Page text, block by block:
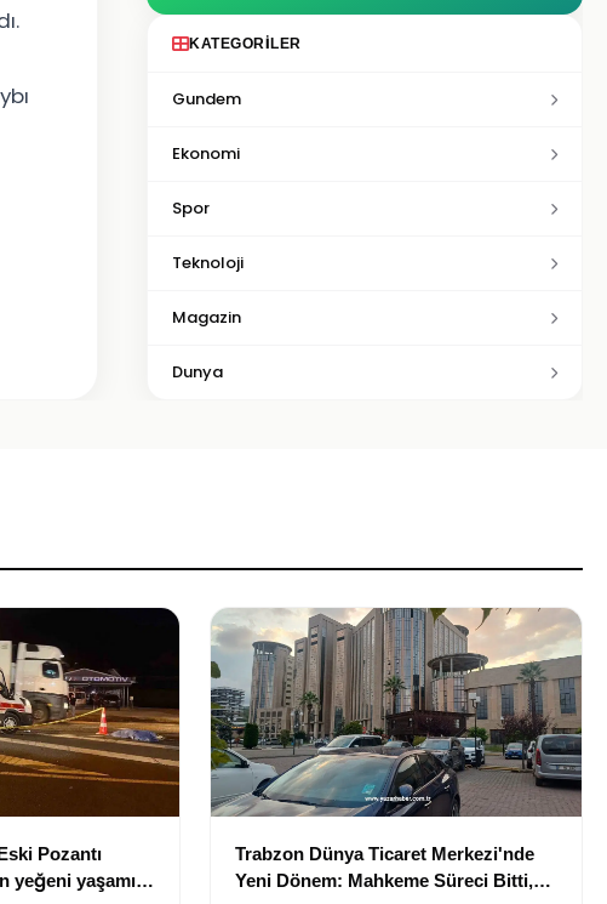
KATEGORILER
Gundem
Ekonomi
Spor
Teknoloji
Magazin
Dunya
Pozantı
yeğeni yaşamını
Trabzon Dünya Ticaret Merkezi'nde
Yeni Dönem: Mahkeme Süreci Bitti,